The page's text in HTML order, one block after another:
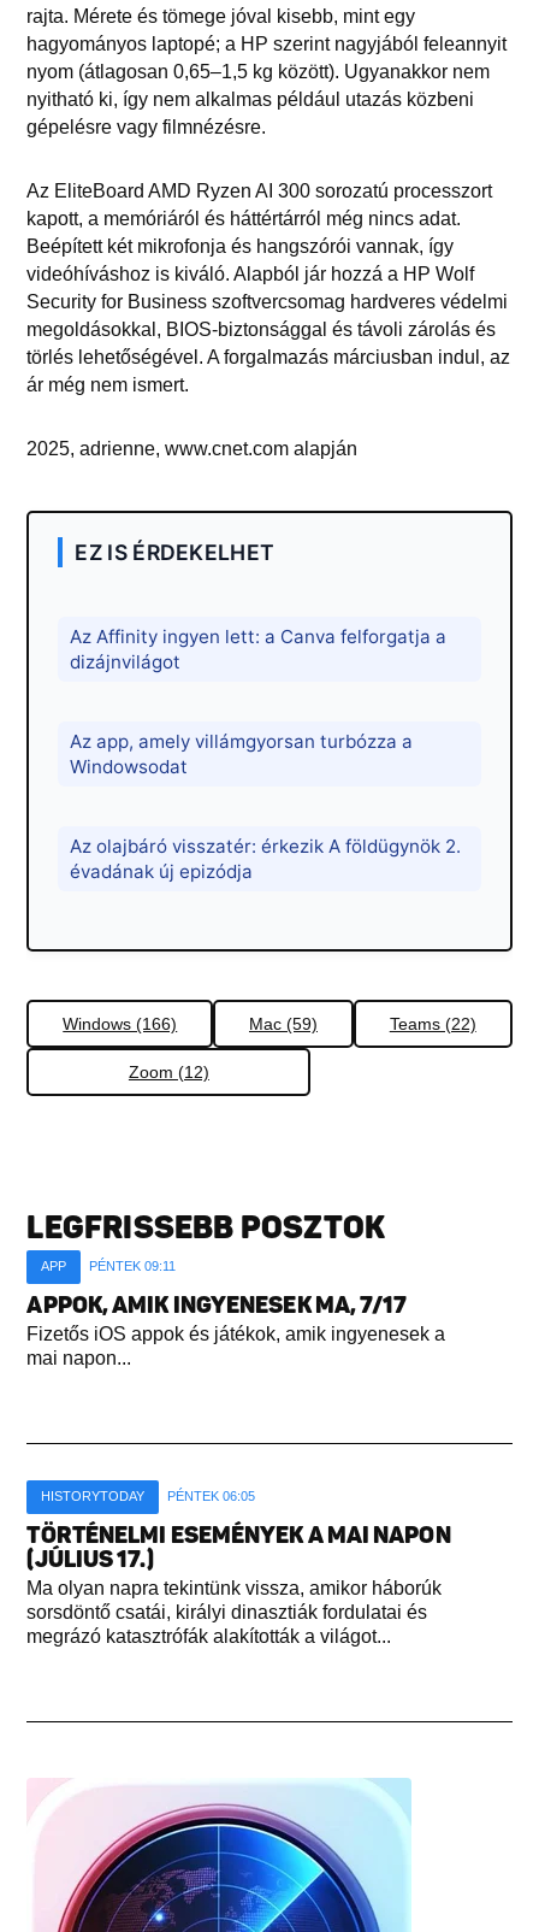
rajta. Mérete és tömege jóval kisebb, mint egy
hagyományos laptopé; a HP szerint nagyjából feleannyit
nyom (átlagosan 0,65–1,5 kg között). Ugyanakkor nem
nyitható ki, így nem alkalmas például utazás közbeni
gépelésre vagy filmnézésre.
Az EliteBoard AMD Ryzen AI 300 sorozatú processzort
kapott, a memóriáról és háttértárról még nincs adat.
Beépített két mikrofonja és hangszórói vannak, így
videóhíváshoz is kiváló. Alapból jár hozzá a HP Wolf
Security for Business szoftvercsomag hardveres védelmi
megoldásokkal, BIOS-biztonsággal és távoli zárolás és
törlés lehetőségével. A forgalmazás márciusban indul, az
ár még nem ismert.
2025, adrienne, www.cnet.com alapján
EZ IS ÉRDEKELHET
Az Affinity ingyen lett: a Canva felforgatja a
dizájnvilágot
Az app, amely villámgyorsan turbózza a
Windowsodat
Az olajbáró visszatér: érkezik A földügynök 2.
évadának új epizódja
Windows (166) Mac (59) Teams (22)
Zoom (12)
LEGFRISSEBB POSZTOK
APP PÉNTEK 09:11
APPOK, AMIK INGYENESEK MA, 7/17
Fizetős iOS appok és játékok, amik ingyenesek a
mai napon...
HISTORYTODAY PÉNTEK 06:05
TÖRTÉNELMI ESEMÉNYEK A MAI NAPON
(JÚLIUS 17.)
Ma olyan napra tekintünk vissza, amikor háborúk
sorsdöntő csatái, királyi dinasztiák fordulatai és
megrázó katasztrófák alakították a világot...